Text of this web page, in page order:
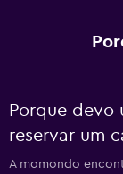
Porque devo
reservar um
A momondo